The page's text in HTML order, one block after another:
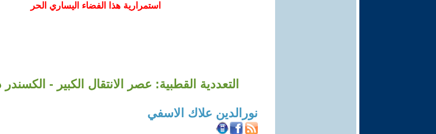
استمرارية هذا الفضاء اليساري الحر
التعددية القطبية: عصر الانتقال الكبير - الكسندر
نورالدين علاك الاسفي